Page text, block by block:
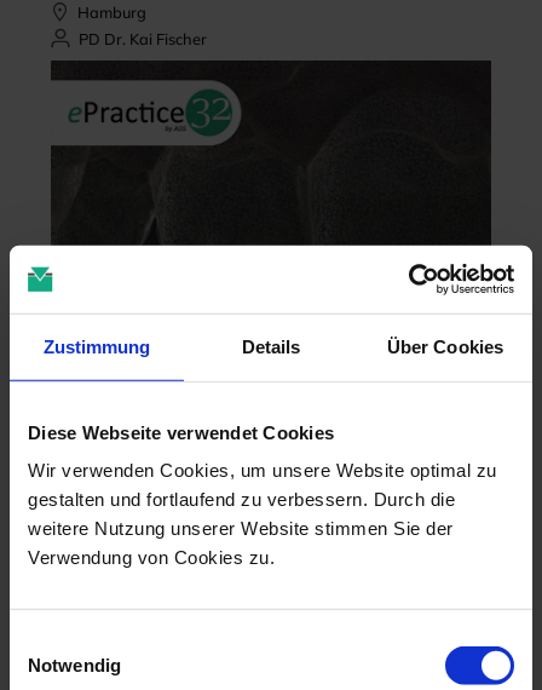
Zustimmung Details Über Cookies
Diese Webseite verwendet Cookies
Wir verwenden Cookies, um unsere Website optimal zu
gestalten und fortlaufend zu verbessern. Durch die
weitere Nutzung unserer Website stimmen Sie der
Verwendung von Cookies zu.
Notwendig
Hamburg
PD Dr. Kai Fischer
04.11.26 - 04.11.26
online